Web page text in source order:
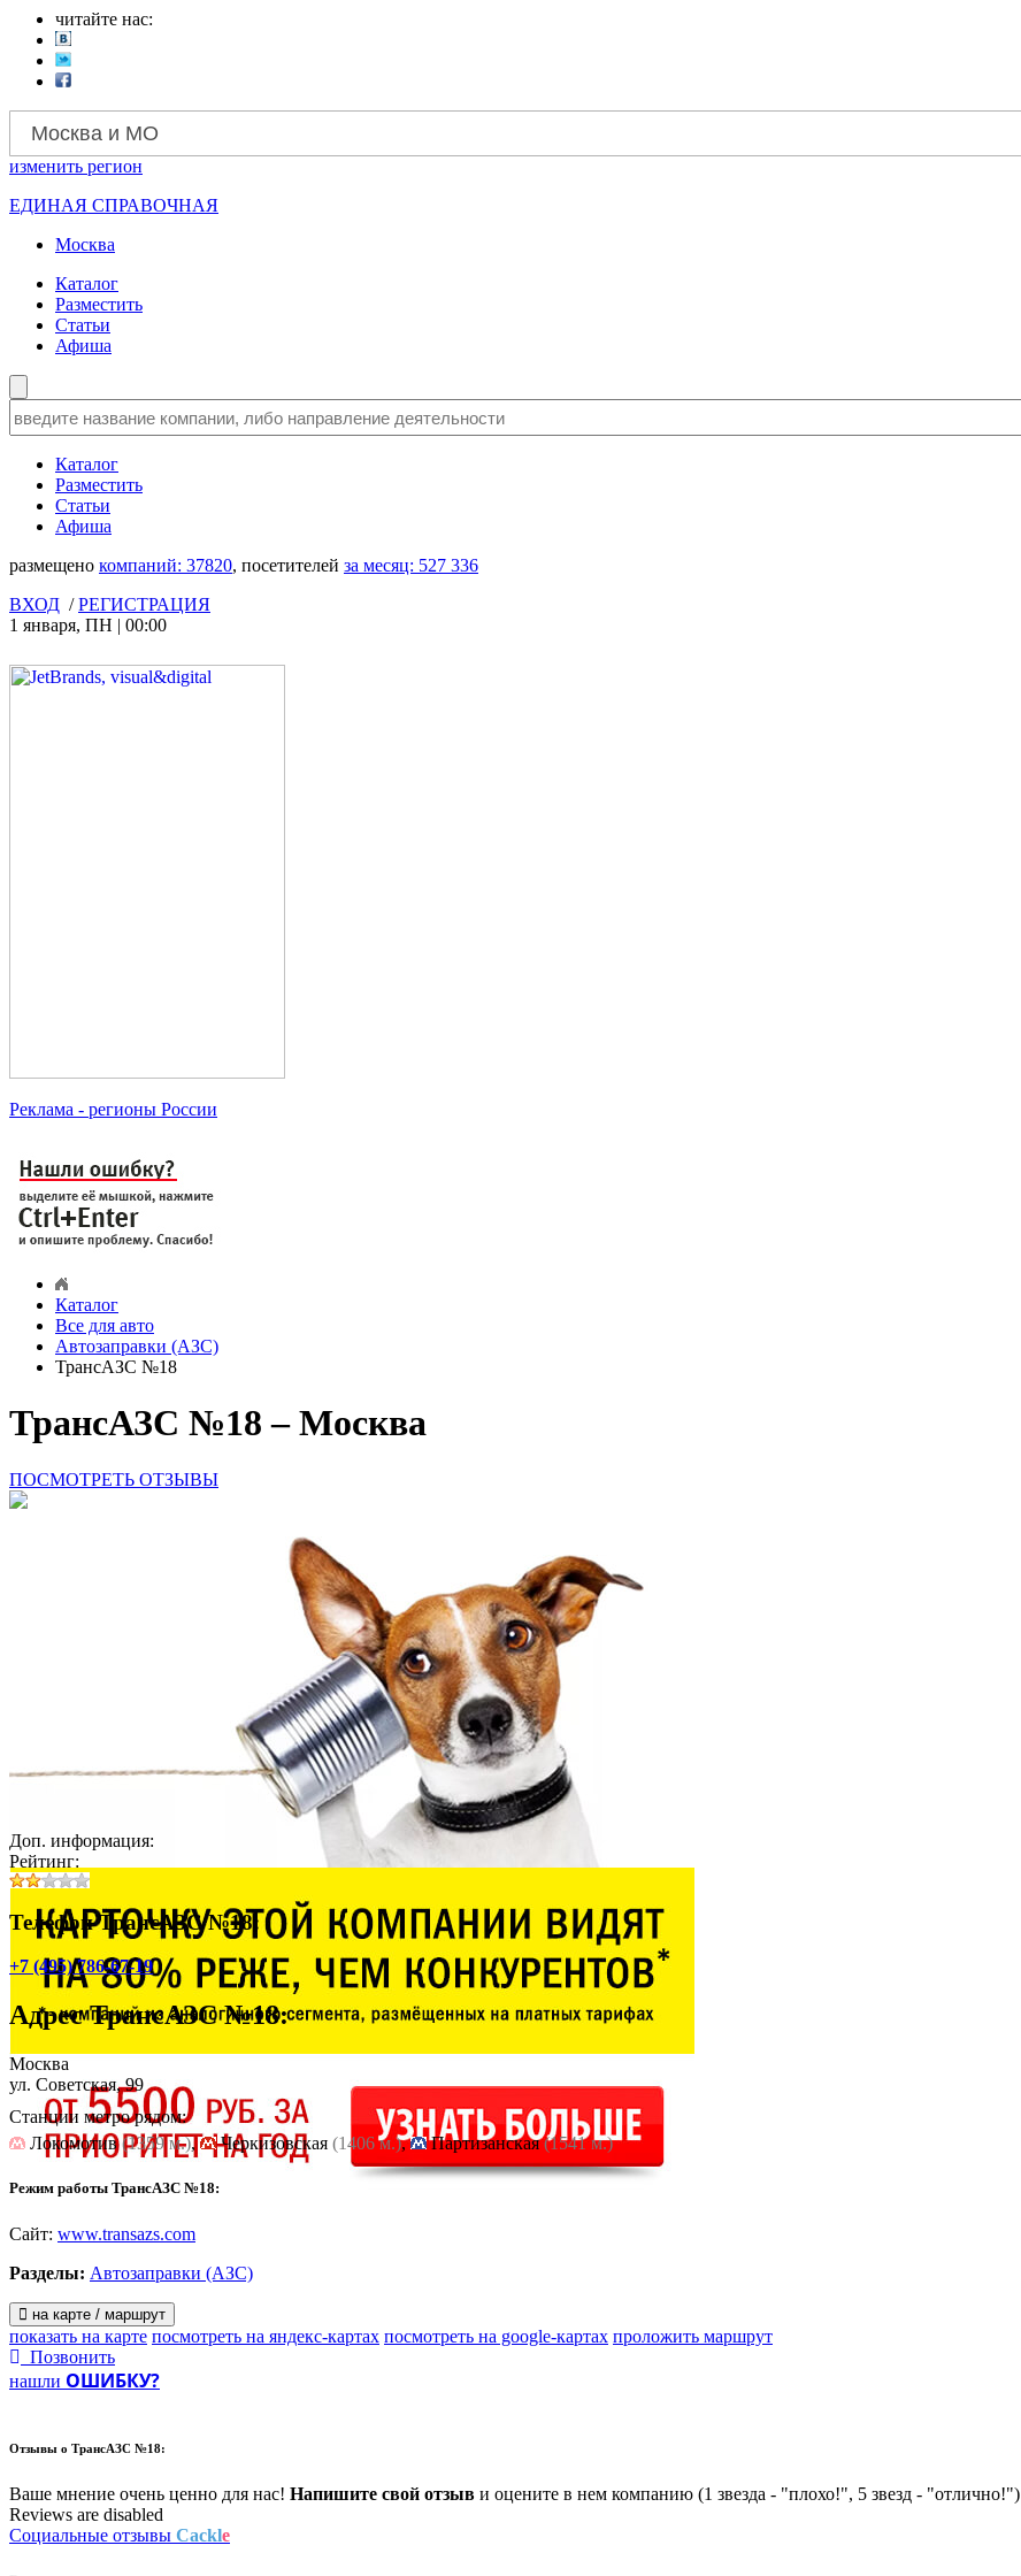
читайте нас:
Москва и МО
изменить регион
ЕДИНАЯ СПРАВОЧНАЯ
Москва
Каталог
Разместить
Статьи
Афиша
Каталог
Разместить
Статьи
Афиша
размещено компаний: 37820, посетителей за месяц: 527 336
ВХОД /РЕГИСТРАЦИЯ
1 января, ПН | 00:00
Реклама - регионы России
Каталог
Все для авто
Автозаправки (АЗС)
ТрансАЗС №18
ТрансАЗС №18 – Москва
ПОСМОТРЕТЬ ОТЗЫВЫ
Доп. информация:
Рейтинг:
Телефон ТрансАЗС №18:
+7 (495) 786-67-19
АдресТрансАЗС №18:
Москва
ул. Советская, 99
Станции метро рядом:
Локомотив(1359 м.), Черкизовская (1406 м.), Партизанская(1541 м.)
Режим работы ТрансАЗС №18:
Сайт: www.transazs.com
Разделы: Автозаправки (АЗС)
на карте / маршрут
показать на карте посмотреть на яндекс-картах посмотреть на google-картах проложить маршрут
Позвонить
нашли ОШИБКУ?
Отзывы о ТрансАЗС №18:
Ваше мнение очень ценно для нас! Напишите свой отзыв и оцените в нем компанию (1 звезда - "плохо!", 5 звезд - "отлично!")
Reviews are disabled
Социальные отзывы Cackle